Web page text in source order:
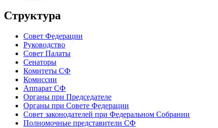
Структура
Совет Федерации
Руководство
Совет Палаты
Сенаторы
Комитеты СФ
Комиссии
Аппарат СФ
Органы при Председателе
Органы при Совете Федерации
Совет законодателей при Федеральном Собрании
Полномочные представители СФ